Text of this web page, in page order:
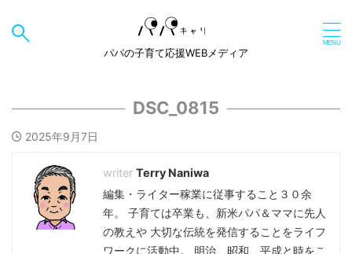
パパの子育て応援WEBメディア
DSC_0815
2025年9月7日
Terry Naniwa
編集・ライター稼業に従事すること３０余
年。 子育ては卒業も、新米パパ＆ママに先人
の教えや 大切な伝統を発信することをライフ
ワークに活動中。 明治、昭和、平成と時をこ